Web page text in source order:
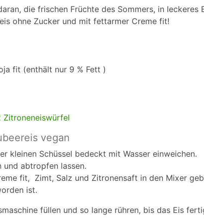
die frischen Früchte des Sommers, in leckeres
ohne Zucker und mit fettarmer Creme fit!
fit (enthält nur 9 % Fett )
Zitroneneiswürfel
vegan
kleinen Schüssel bedeckt mit Wasser einweichen.
und abtropfen lassen.
fit, Zimt, Salz und Zitronensaft in den Mixer
ist.
füllen und so lange rühren, bis das Eis